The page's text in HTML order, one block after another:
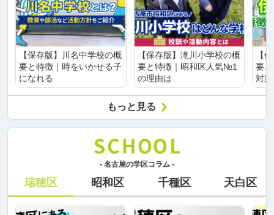
【保存版】川名中学校の概
要と特徴｜時をいかせる子
になれる
【保存版】滝川小学校の概
要と特徴｜昭和区人気№1
の理由は
【
要
対
もっと見る
- 名古屋の学区コラム -
瑞穂区 昭和区 千種区 天白区